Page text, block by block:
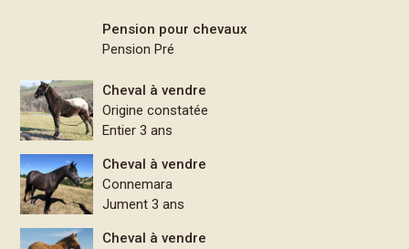
Pension pour chevaux
Pension Pré
Cheval à vendre
Origine constatée
Entier 3 ans
Cheval à vendre
Connemara
Jument 3 ans
Cheval à vendre